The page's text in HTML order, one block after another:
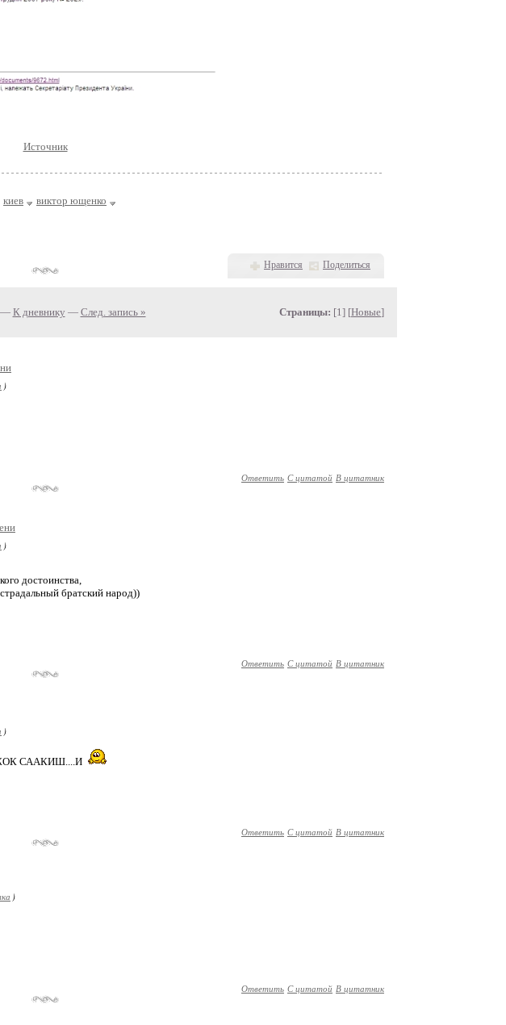
Источник
киев виктор ющенко
Нравится Поделиться
К дневнику — След. запись » Страницы: [1] [Новые]
)
Ответить С цитатой В цитатник
)
достоинства,
братский народ))
Ответить С цитатой В цитатник
)
СААКИШ....И
Ответить С цитатой В цитатник
)
Ответить С цитатой В цитатник